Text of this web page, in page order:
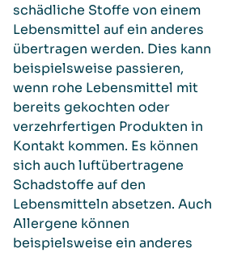
schädliche Stoffe von einem
Lebensmittel auf ein anderes
übertragen werden. Dies kann
beispielsweise passieren,
wenn rohe Lebensmittel mit
bereits gekochten oder
verzehrfertigen Produkten in
Kontakt kommen. Es können
sich auch luftübertragene
Schadstoffe auf den
Lebensmitteln absetzen. Auch
Allergene können
beispielsweise ein anderes